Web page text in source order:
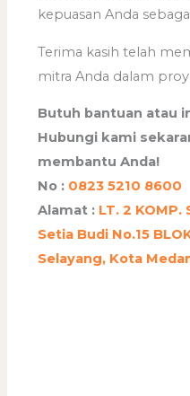
kepuasan Anda
Terima kasih telah
mitra Anda dalam
Butuh bantuan atau
Hubungi kami
membantu Anda!
No : 0823 5210 8600
Alamat : LT. 2 KOMP.
Setia Budi No.15
Selayang, Kota